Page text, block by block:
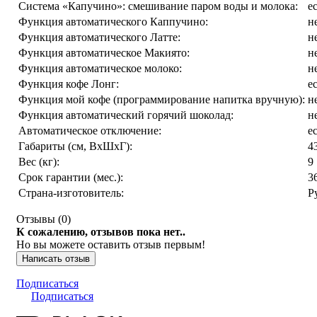
Cистема «Капучино»: смешивание паром воды и молока:
Функция автоматического Каппучино:
Функция автоматического Латте:
Функция автоматическое Макиято:
Функция автоматическое молоко:
Функция кофе Лонг:
Функция мой кофе (программирование напитка вручную):
Функция автоматический горячий шоколад:
Автоматическое отключение:
Габариты (см, ВхШхГ):
Вес (кг):
9
Срок гарантии (мес.):
Страна-изготовитель:
Отзывы (0)
К сожалению, отзывов пока нет..
Но вы можете оставить отзыв первым!
Написать отзыв
Подписаться
Подписаться